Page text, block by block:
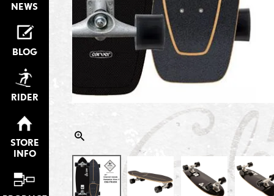
NEWS
BLOG
RIDER
STORE
INFO